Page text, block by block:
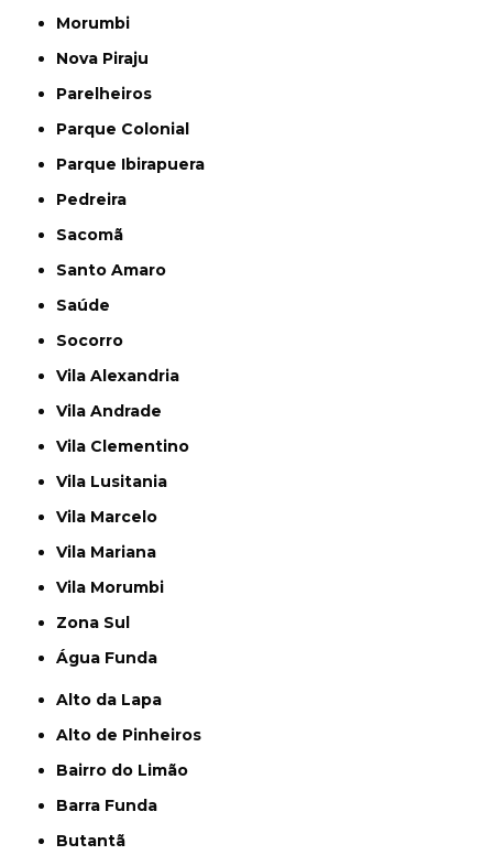
Morumbi
Nova Piraju
Parelheiros
Parque Colonial
Parque Ibirapuera
Pedreira
Sacomã
Santo Amaro
Saúde
Socorro
Vila Alexandria
Vila Andrade
Vila Clementino
Vila Lusitania
Vila Marcelo
Vila Mariana
Vila Morumbi
Zona Sul
Água Funda
Alto da Lapa
Alto de Pinheiros
Bairro do Limão
Barra Funda
Butantã